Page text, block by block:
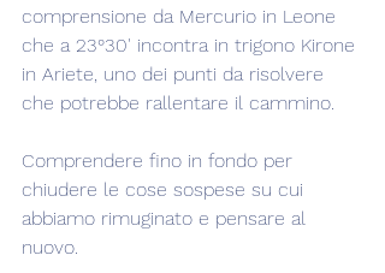
comprensione da Mercurio in Leone
che a 23°30' incontra in trigono Kirone
in Ariete, uno dei punti da risolvere
che potrebbe rallentare il cammino.
Comprendere fino in fondo per
chiudere le cose sospese su cui
abbiamo rimuginato e pensare al
nuovo.